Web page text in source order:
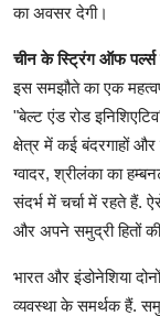
का अवसर देगी।
चीन के स्ट्रिंग ऑफ पर्ल्स
इस समझौते का एक
"बेल्ट एंड रोड
क्षेत्र में कई बंदरगाहों और
ग्वादर, श्रीलंका का
संदर्भ में चर्चा में रहते हैं.
और अपने समुद्री हितों
भारत और इंडोनेशिया
व्यवस्था के समर्थक हैं.